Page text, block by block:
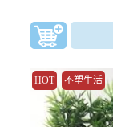
HOT 不塑生活